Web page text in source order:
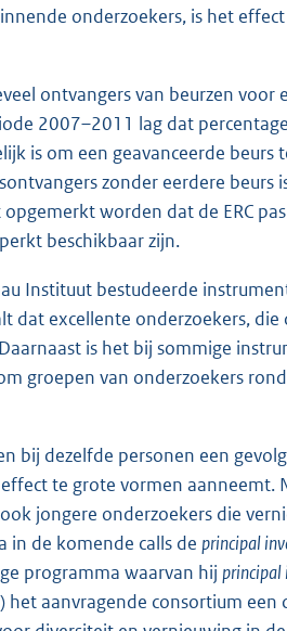
onderzoekers, is het
ontvangers van beurzen voor
2007–2011 lag dat
is om een geavanceerde beurs
zonder eerdere
worden dat de ERC
beschikbaar zijn.
Instituut bestudeerde
dat excellente onderzoekers,
is het bij sommige
groepen van onderzoekers
bij dezelfde personen een
te grote vormen aanneemt.
jongere onderzoekers die
in de komende calls de principal
programma waarvan hij principal
aanvragende consortium